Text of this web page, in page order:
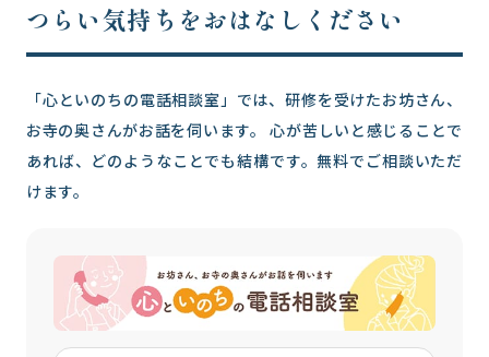
つらい気持ちをおはなしください
「心といのちの電話相談室」では、研修を受けたお坊さん、
お寺の奥さんがお話を伺います。 心が苦しいと感じることで
あれば、どのようなことでも結構です。無料でご相談いただ
けます。